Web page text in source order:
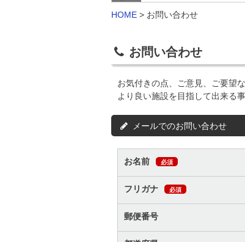
HOME > お問い合わせ
お問い合わせ
お気付きの点、ご意見、ご要望
より良い施設を目指して出来る
メールでのお問い合わせ
お名前 必須
フリガナ 必須
郵便番号